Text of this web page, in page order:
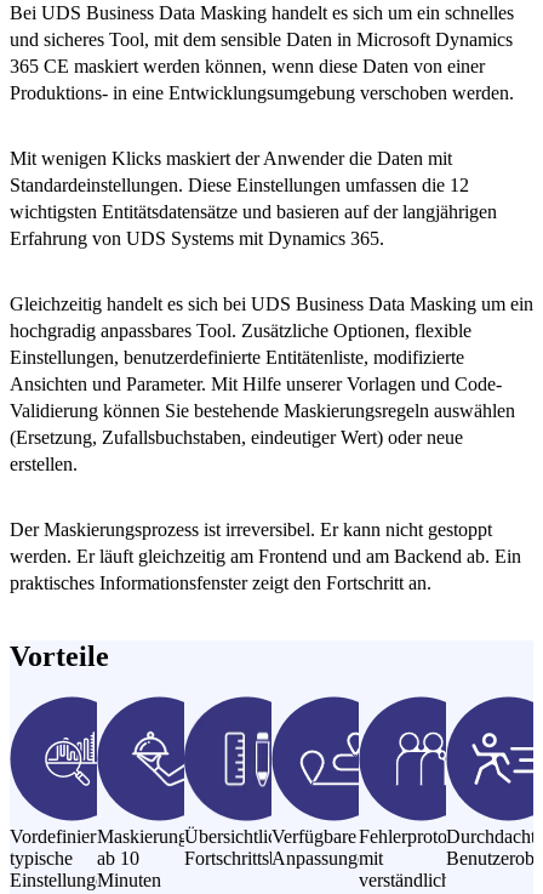
Bei UDS Business Data Masking handelt es sich um ein schnelles
und sicheres Tool, mit dem sensible Daten in Microsoft Dynamics
365 CE maskiert werden können, wenn diese Daten von einer
Produktions- in eine Entwicklungsumgebung verschoben werden.
Mit wenigen Klicks maskiert der Anwender die Daten mit
Standardeinstellungen. Diese Einstellungen umfassen die 12
wichtigsten Entitätsdatensätze und basieren auf der langjährigen
Erfahrung von UDS Systems mit Dynamics 365.
Gleichzeitig handelt es sich bei UDS Business Data Masking um ein
hochgradig anpassbares Tool. Zusätzliche Optionen, flexible
Einstellungen, benutzerdefinierte Entitätenliste, modifizierte
Ansichten und Parameter. Mit Hilfe unserer Vorlagen und Code-
Validierung können Sie bestehende Maskierungsregeln auswählen
(Ersetzung, Zufallsbuchstaben, eindeutiger Wert) oder neue
erstellen.
Der Maskierungsprozess ist irreversibel. Er kann nicht gestoppt
werden. Er läuft gleichzeitig am Frontend und am Backend ab. Ein
praktisches Informationsfenster zeigt den Fortschritt an.
Vorteile
Vordefinierte
typische
Einstellungen
Maskierungssitzungen
ab 10
Minuten
Übersichtliche
Fortschrittsberichte
Verfügbare
Anpassungen
Fehlerprotokolle
mit
verständlichen
Durchdachte